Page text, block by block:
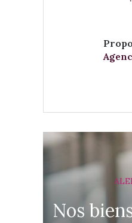
Nos